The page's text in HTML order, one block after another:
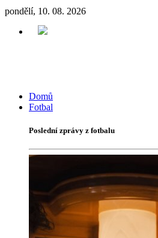
pondělí, 10. 08. 2026
Domů
Fotbal
Poslední zprávy z fotbalu